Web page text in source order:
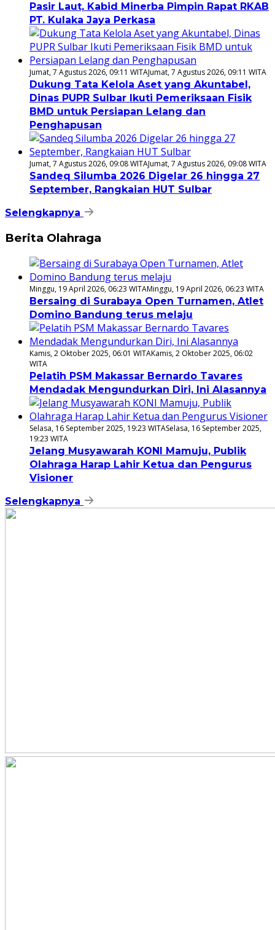
Pasir Laut, Kabid Minerba Pimpin Rapat RKAB
PT. Kulaka Jaya Perkasa
Jumat, 7 Agustus 2026, 09:11 WITAJumat, 7 Agustus 2026, 09:11 WITA
Dukung Tata Kelola Aset yang Akuntabel,
Dinas PUPR Sulbar Ikuti Pemeriksaan Fisik
BMD untuk Persiapan Lelang dan
Penghapusan
Jumat, 7 Agustus 2026, 09:08 WITAJumat, 7 Agustus 2026, 09:08 WITA
Sandeq Silumba 2026 Digelar 26 hingga 27
September, Rangkaian HUT Sulbar
Selengkapnya
Berita Olahraga
Minggu, 19 April 2026, 06:23 WITAMinggu, 19 April 2026, 06:23 WITA
Bersaing di Surabaya Open Turnamen, Atlet
Domino Bandung terus melaju
Kamis, 2 Oktober 2025, 06:01 WITAKamis, 2 Oktober 2025, 06:02
WITA
Pelatih PSM Makassar Bernardo Tavares
Mendadak Mengundurkan Diri, Ini Alasannya
Selasa, 16 September 2025, 19:23 WITASelasa, 16 September 2025,
19:23 WITA
Jelang Musyawarah KONI Mamuju, Publik
Olahraga Harap Lahir Ketua dan Pengurus
Visioner
Selengkapnya